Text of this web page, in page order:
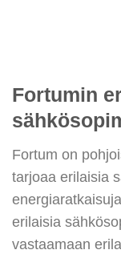
Fortumin
Fortum on
tarjoaa erilaisia
erilaisia
vastaamaan